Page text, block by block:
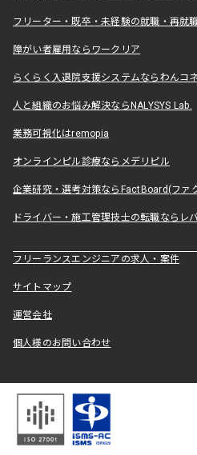
フリーター・既卒・未経験の就職・再就
障がい者雇用ならワークリア
らくらく入退院支援システムならわんコ
人と組織のお悩み解決ならNALYSYS Lab.
業務可視化はremopia
オンラインピル診療ならメデリピル
企業研究・選考対策ならFactBoard(ファ
ドライバー・施工管理技士の転職ならレ
フリーランスエンジニアの求人・案件
サイトマップ
運営会社
個人様のお問い合わせ